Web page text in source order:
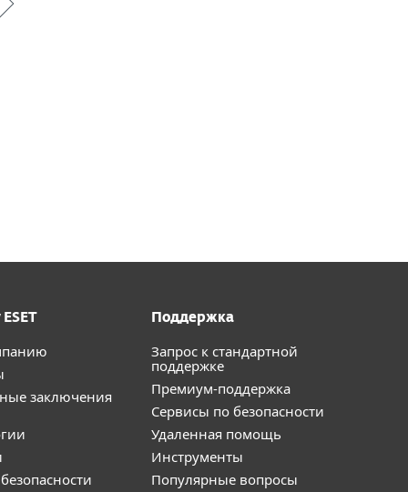
заключения
Поддержка
Запрос к стандартной
поддержке
Премиум-поддержка
Сервисы по безопасности
Удаленная помощь
Инструменты
Популярные вопросы